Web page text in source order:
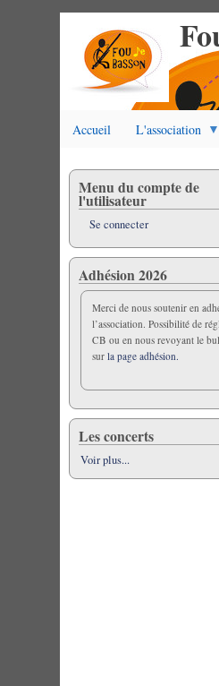
Accueil L'association
Menu du compte de
l'utilisateur
Se connecter
Adhésion 2026
Merci de nous soutenir en
l’association. Possibilité de
CB ou en nous revoyant le
surla page adhésion.
Les concerts
Voir plus...